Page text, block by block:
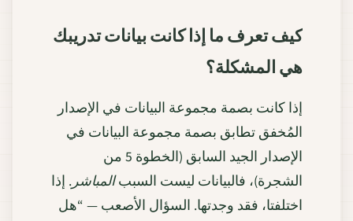
كيف تعرف ما إذا كانت بيانات تدريبك
هي المشكلة؟
إذا كانت بصمة مجموعة البيانات في الإصدار
المُخفق تطابق بصمة مجموعة البيانات في
الإصدار الجيد السابق (الخطوة 5 من
الشجرة)، فالبيانات ليست السببالمباشر. إذا
اختلفتا، فقد وجدتها. السؤال الأصعب — “هل